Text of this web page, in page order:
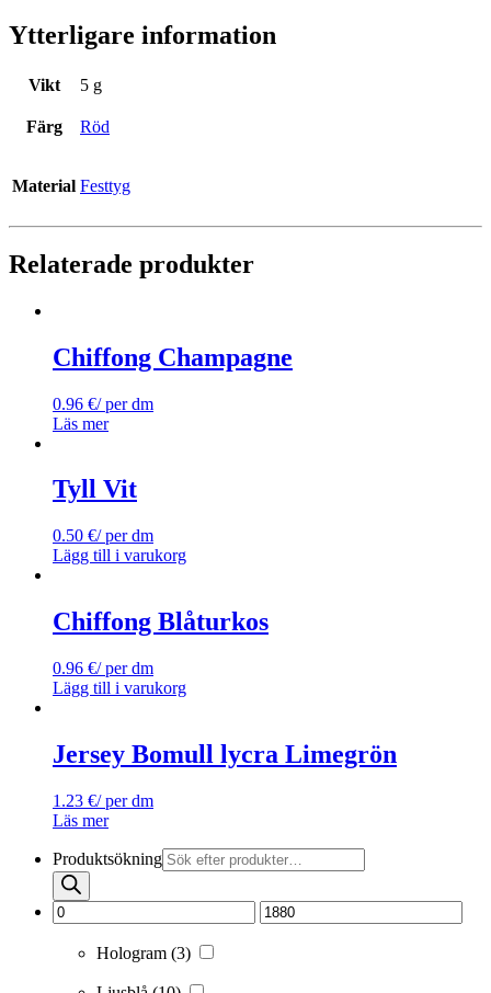
Ytterligare information
Vikt 5 g
Färg Röd
Material Festtyg
Relaterade produkter
Chiffong Champagne
0.96 €/ per dm
Läs mer
Tyll Vit
0.50 €/ per dm
Lägg till i varukorg
Chiffong Blåturkos
0.96 €/ per dm
Lägg till i varukorg
Jersey Bomull lycra Limegrön
1.23 €/ per dm
Läs mer
Produktsökning
Hologram (3)